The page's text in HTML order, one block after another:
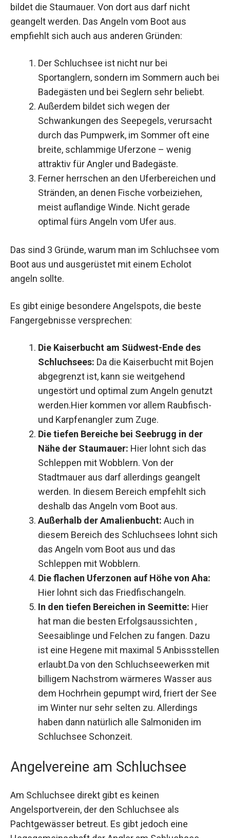
bildet die Staumauer. Von dort aus darf nicht
geangelt werden. Das Angeln vom Boot aus
empfiehlt sich auch aus anderen Gründen:
Der Schluchsee ist nicht nur bei
Sportanglern, sondern im Sommern auch bei
Badegästen und bei Seglern sehr beliebt.
Außerdem bildet sich wegen der
Schwankungen des Seepegels, verursacht
durch das Pumpwerk, im Sommer oft eine
breite, schlammige Uferzone – wenig
attraktiv für Angler und Badegäste.
Ferner herrschen an den Uferbereichen und
Stränden, an denen Fische vorbeiziehen,
meist auflandige Winde. Nicht gerade
optimal fürs Angeln vom Ufer aus.
Das sind 3 Gründe, warum man im Schluchsee vom
Boot aus und ausgerüstet mit einem Echolot
angeln sollte.
Es gibt einige besondere Angelspots, die beste
Fangergebnisse versprechen:
Die Kaiserbucht am Südwest-Ende des
Schluchsees: Da die Kaiserbucht mit Bojen
abgegrenzt ist, kann sie weitgehend
ungestört und optimal zum Angeln genutzt
werden.Hier kommen vor allem Raubfisch-
und Karpfenangler zum Zuge.
Die tiefen Bereiche bei Seebrugg in der
Nähe der Staumauer: Hier lohnt sich das
Schleppen mit Wobblern. Von der
Stadtmauer aus darf allerdings geangelt
werden. In diesem Bereich empfehlt sich
deshalb das Angeln vom Boot aus.
Außerhalb der Amalienbucht: Auch in
diesem Bereich des Schluchsees lohnt sich
das Angeln vom Boot aus und das
Schleppen mit Wobblern.
Die flachen Uferzonen auf Höhe von Aha:
Hier lohnt sich das Friedfischangeln.
In den tiefen Bereichen in Seemitte: Hier
hat man die besten Erfolgsaussichten ,
Seesaiblinge und Felchen zu fangen. Dazu
ist eine Hegene mit maximal 5 Anbissstellen
erlaubt.Da von den Schluchseewerken mit
billigem Nachstrom wärmeres Wasser aus
dem Hochrhein gepumpt wird, friert der See
im Winter nur sehr selten zu. Allerdings
haben dann natürlich alle Salmoniden im
Schluchsee Schonzeit.
Angelvereine am Schluchsee
Am Schluchsee direkt gibt es keinen
Angelsportverein, der den Schluchsee als
Pachtgewässer betreut. Es gibt jedoch eine